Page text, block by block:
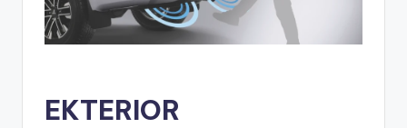
EKTERIOR